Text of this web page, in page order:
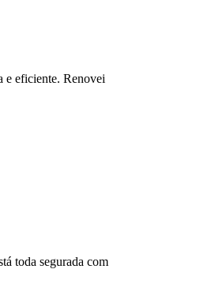
e eficiente. Renovei
toda segurada com